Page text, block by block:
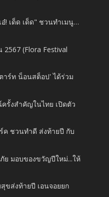
อ๋! เด็ด เด็ด" ชวนทำเมนู…
(Flora Festival
าร์ท น็อนสต็อป' ได้ร่วม
รั้งสำคัญในไทย เปิดตัว
ค ชวนทำดี ส่งท้ายปี กับ
ย มอบของขวัญปีใหม่...ให้
ขส่งท้ายปี เอนจอยยก